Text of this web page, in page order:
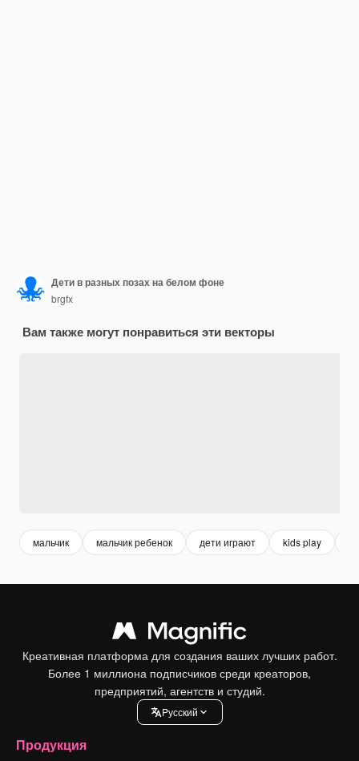
Дети в разных позах на белом фоне
brgfx
Вам также могут понравиться эти векторы
мальчик мальчик ребенок дети играют kids play
Креативная платформа для создания ваших лучших работ.
Более 1 миллиона подписчиков среди креаторов,
предприятий, агентств и студий.
Pусский
Продукция